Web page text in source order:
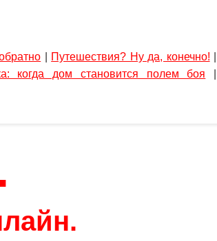
Путешествия? Ну да, конечно!
когда дом становится полем боя